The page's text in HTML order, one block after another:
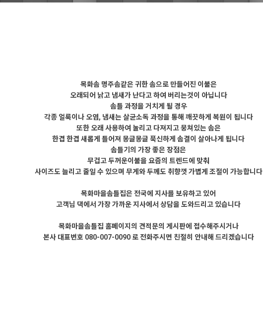
목화솜 명주솜같은 귀한 솜으로 만들어진 이불은
오래되어 낡고 냄새가 난다고 하여 버리는것이 아닙니다
솜틀 과정을 거치게 될 경우
각종 얼룩이나 오염, 냄새는 살균소독 과정을 통해 깨끗하게 복원이 됩니다
또한 오래 사용하여 눌리고 다져지고 뭉쳐있는 솜은
한겹 한겹 새롭게 틀어져 몽글몽글 푹신하게 솜결이 살아나게 됩니다
솜틀기의 가장 좋은 장점은
무겁고 두꺼운이불을 요즘의 트렌드에 맞춰
사이즈도 늘리고 줄일 수 있으며 무게와 두께도 취향껏 가볍게 조절이 가능합니다
목화마을솜틀집은 전국에 지사를 보유하고 있어
고객님 댁에서 가장 가까운 지사에서 상담을 도와드리고 있습니다
목화마을솜틀집 홈페이지의 견적문의 게시판에 접수해주시거나
본사 대표번호 080-007-0090 로 전화주시면 친절히 안내해 드리겠습니다